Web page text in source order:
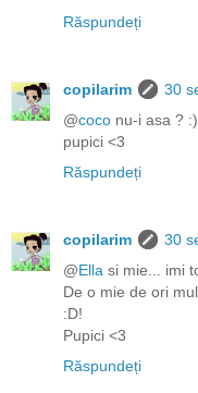
Răspundeți
copilarim
30
@coco nu-i asa ?
pupici <3
Răspundeți
copilarim
30
@Ella si mie... imi
De o mie de ori
:D!
Pupici <3
Răspundeți